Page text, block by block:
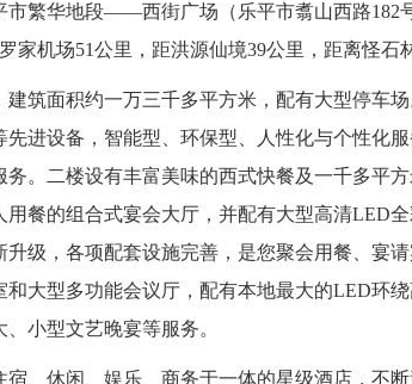
市繁华地段——西街广场（乐平市翥山西路182
家机场51公里，距洪源仙境39公里，距离怪石
建筑面积约一万三千多平方米，配有大型停车
进设备，智能型、环保型、人性化与个性化
。二楼设有丰富美味的西式快餐及一千多平
用餐的组合式宴会大厅，并配有大型高清LED全
级，各项配套设施完善，是您聚会用餐、宴
大型多功能会议厅，配有本地最大的LED环
小型文艺晚宴等服务。
宿、休闲、娱乐、商务于一体的星级酒店，不